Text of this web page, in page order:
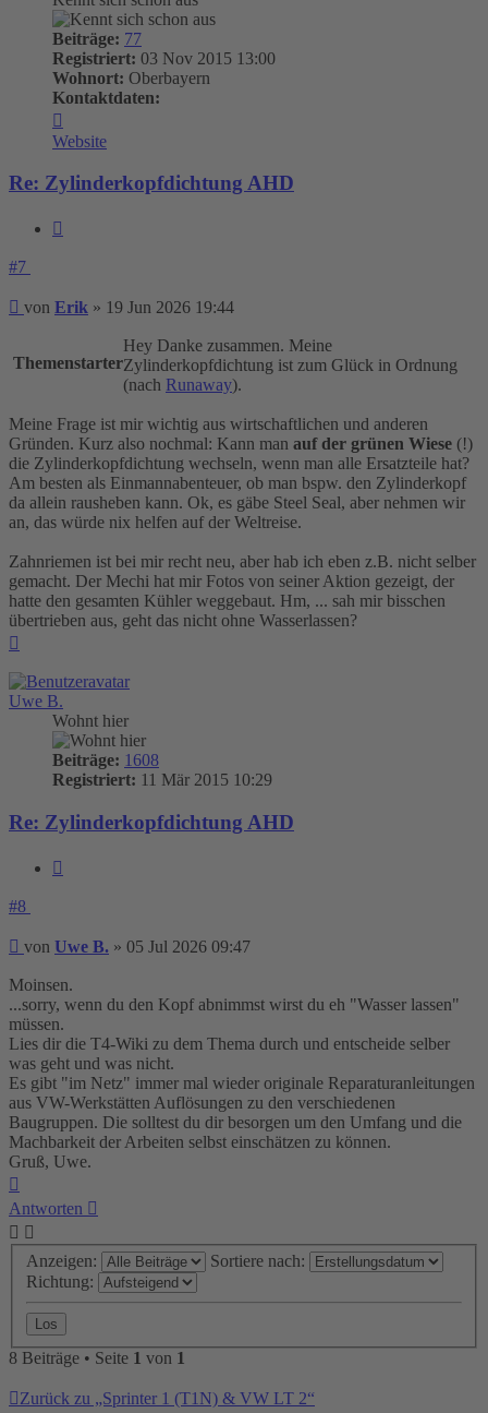
Beiträge: 77
Registriert: 03 Nov 2015 13:00
Wohnort: Oberbayern
Kontaktdaten:
von
Erik
Website
Re: Zylinderkopfdichtung AHD
#7
Beitrag
von Erik » 19 Jun 2026 19:44
Themenstarter
Hey Danke zusammen. Meine
Zylinderkopfdichtung ist zum Glück in Ordnung
(nach Runaway).
Meine Frage ist mir wichtig aus wirtschaftlichen und anderen
Gründen. Kurz also nochmal: Kann man auf der grünen Wiese (!)
die Zylinderkopfdichtung wechseln, wenn man alle Ersatzteile hat?
Am besten als Einmannabenteuer, ob man bspw. den Zylinderkopf
da allein rausheben kann. Ok, es gäbe Steel Seal, aber nehmen wir
an, das würde nix helfen auf der Weltreise.
Zahnriemen ist bei mir recht neu, aber hab ich eben z.B. nicht selber
gemacht. Der Mechi hat mir Fotos von seiner Aktion gezeigt, der
hatte den gesamten Kühler weggebaut. Hm, ... sah mir bisschen
übertrieben aus, geht das nicht ohne Wasserlassen?
Uwe B.
Wohnt hier
Beiträge: 1608
Registriert: 11 Mär 2015 10:29
Re: Zylinderkopfdichtung AHD
#8
Beitrag
von Uwe B. » 05 Jul 2026 09:47
Moinsen.
...sorry, wenn du den Kopf abnimmst wirst du eh "Wasser lassen"
müssen.
Lies dir die T4-Wiki zu dem Thema durch und entscheide selber
was geht und was nicht.
Es gibt "im Netz" immer mal wieder originale Reparaturanleitungen
aus VW-Werkstätten Auflösungen zu den verschiedenen
Baugruppen. Die solltest du dir besorgen um den Umfang und die
Machbarkeit der Arbeiten selbst einschätzen zu können.
Gruß, Uwe.
Antworten
Anzeigen:
Sortiere nach:
Richtung:
8 Beiträge • Seite 1 von 1
Zurück zu „Sprinter 1 (T1N) & VW LT 2“